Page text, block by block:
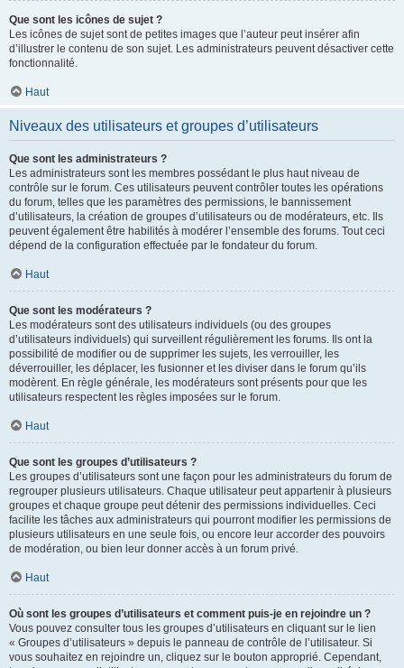
Que sont les icônes de sujet ?
Les icônes de sujet sont de petites images que l’auteur peut insérer afin
d’illustrer le contenu de son sujet. Les administrateurs peuvent désactiver cette
fonctionnalité.
Haut
Niveaux des utilisateurs et groupes d’utilisateurs
Que sont les administrateurs ?
Les administrateurs sont les membres possédant le plus haut niveau de
contrôle sur le forum. Ces utilisateurs peuvent contrôler toutes les opérations
du forum, telles que les paramètres des permissions, le bannissement
d’utilisateurs, la création de groupes d’utilisateurs ou de modérateurs, etc. Ils
peuvent également être habilités à modérer l’ensemble des forums. Tout ceci
dépend de la configuration effectuée par le fondateur du forum.
Haut
Que sont les modérateurs ?
Les modérateurs sont des utilisateurs individuels (ou des groupes
d’utilisateurs individuels) qui surveillent régulièrement les forums. Ils ont la
possibilité de modifier ou de supprimer les sujets, les verrouiller, les
déverrouiller, les déplacer, les fusionner et les diviser dans le forum qu’ils
modèrent. En règle générale, les modérateurs sont présents pour que les
utilisateurs respectent les règles imposées sur le forum.
Haut
Que sont les groupes d’utilisateurs ?
Les groupes d’utilisateurs sont une façon pour les administrateurs du forum de
regrouper plusieurs utilisateurs. Chaque utilisateur peut appartenir à plusieurs
groupes et chaque groupe peut détenir des permissions individuelles. Ceci
facilite les tâches aux administrateurs qui pourront modifier les permissions de
plusieurs utilisateurs en une seule fois, ou encore leur accorder des pouvoirs
de modération, ou bien leur donner accès à un forum privé.
Haut
Où sont les groupes d’utilisateurs et comment puis-je en rejoindre un ?
Vous pouvez consulter tous les groupes d’utilisateurs en cliquant sur le lien
« Groupes d’utilisateurs » depuis le panneau de contrôle de l’utilisateur. Si
vous souhaitez en rejoindre un, cliquez sur le bouton approprié. Cependant,